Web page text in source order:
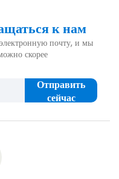
к нам
почту, и мы
скорее
Отправить
сейчас